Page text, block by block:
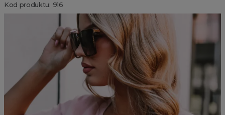
Kod produktu: 916